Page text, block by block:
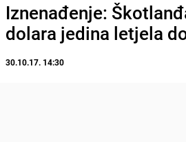
Iznenađenje:
dolara jedina letjela
30.10.17. 14:30